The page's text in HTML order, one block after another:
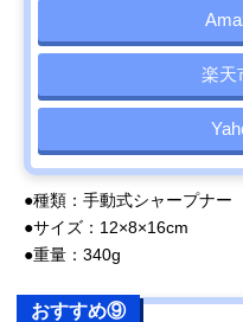
楽天
●種類：手動式シャープナー
●サイズ：12×8×16cm
●重量：340g
おすすめ⑨